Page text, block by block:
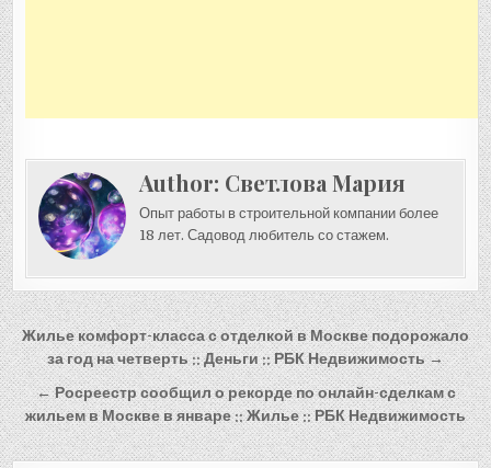
Author: Светлова Мария
Опыт работы в строительной компании более
18 лет. Садовод любитель со стажем.
Навигация
по
записям
Жилье комфорт-класса с отделкой в Москве подорожало
за год на четверть :: Деньги :: РБК Недвижимость →
← Росреестр сообщил о рекорде по онлайн-сделкам с
жильем в Москве в январе :: Жилье :: РБК Недвижимость